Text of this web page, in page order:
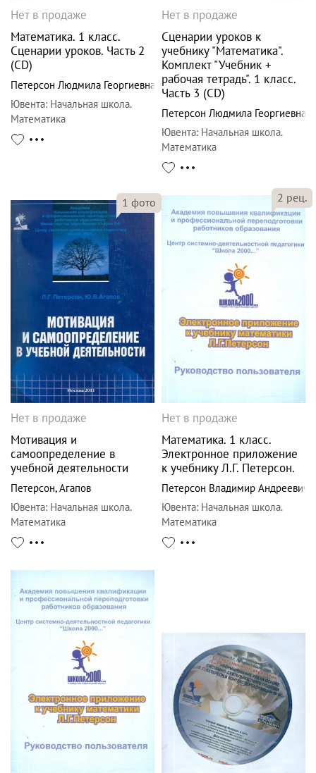
Нет в продаже
Математика. 1 класс.
Сценарии уроков. Часть 2
(CD)
Петерсон Людмила Георгиевна
Ювента: Начальная школа.
Математика
Нет в продаже
Сценарии уроков к
учебнику "Математика".
Комплект "Учебник +
рабочая тетрадь". 1 класс.
Часть 3 (CD)
Петерсон Людмила Георгиевна
Ювента: Начальная школа.
Математика
1 фото
Нет в продаже
Мотивация и
самоопределение в
учебной деятельности
Петерсон,Агапов
Ювента: Начальная школа.
Математика
2 рец.
Нет в продаже
Математика. 1 класс.
Электронное приложение
к учебнику Л.Г. Петерсон.
Петерсон Владимир Андреевич
Ювента: Начальная школа.
Математика